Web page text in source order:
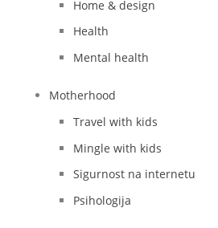
Home & design
Health
Mental health
Motherhood
Travel with kids
Mingle with kids
Sigurnost na internetu
Psihologija